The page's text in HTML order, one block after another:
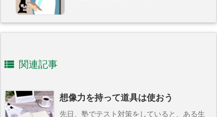
 関連記事
想像力を持って道具は使おう
先日、塾でテスト対策をしていると、ある生